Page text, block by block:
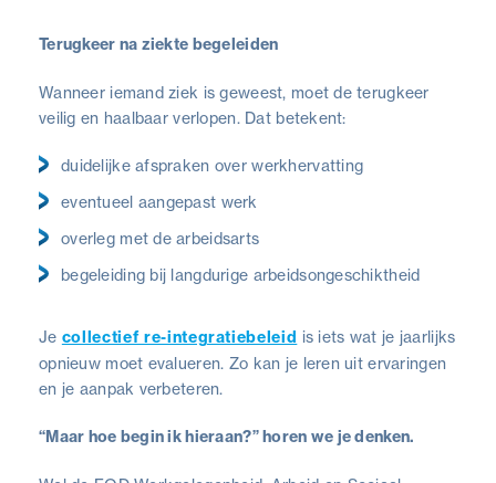
Terugkeer na ziekte begeleiden
Wanneer iemand ziek is geweest, moet de terugkeer
veilig en haalbaar verlopen. Dat betekent:
duidelijke afspraken over werkhervatting
eventueel aangepast werk
overleg met de arbeidsarts
begeleiding bij langdurige arbeidsongeschiktheid
Je collectief re-integratiebeleid is iets wat je jaarlijks
opnieuw moet evalueren. Zo kan je leren uit ervaringen
en je aanpak verbeteren.
“Maar hoe begin ik hieraan?” horen we je denken.